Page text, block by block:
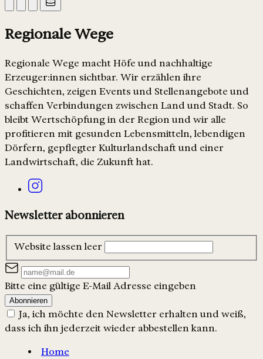
Regionale Wege
Regionale Wege macht Höfe und nachhaltige
Erzeuger:innen sichtbar. Wir erzählen ihre
Geschichten, zeigen Events und Stellenangebote und
schaffen Verbindungen zwischen Land und Stadt. So
bleibt Wertschöpfung in der Region und wir alle
profitieren mit gesunden Lebensmitteln, lebendigen
Dörfern, gepflegter Kulturlandschaft und einer
Landwirtschaft, die Zukunft hat.
Newsletter abonnieren
Website lassen leer
Bitte eine gültige E-Mail Adresse eingeben
Abonnieren
Ja, ich möchte den Newsletter erhalten und weiß,
dass ich ihn jederzeit wieder abbestellen kann.
Home